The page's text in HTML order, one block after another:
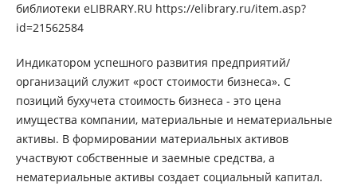
библиотеки eLIBRARY.RU https://elibrary.ru/item.asp?
id=21562584
Индикатором успешного развития предприятий/
организаций служит «рост стоимости бизнеса». С
позиций бухучета стоимость бизнеса - это цена
имущества компании, материальные и нематериальные
активы. В формировании материальных активов
участвуют собственные и заемные средства, а
нематериальные активы создает социальный капитал.